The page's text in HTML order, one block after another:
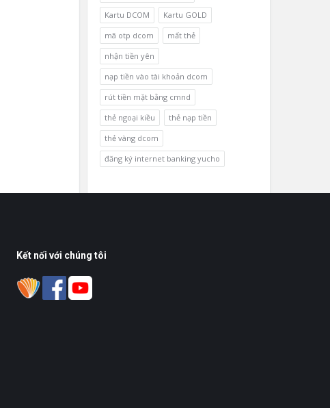
Kartu DCOM
Kartu GOLD
mã otp dcom
mất thẻ
nhận tiền yên
nạp tiền vào tài khoản dcom
rút tiền mặt bằng cmnd
thẻ ngoại kiều
thẻ nạp tiền
thẻ vàng dcom
đăng ký internet banking yucho
Kết nối với chúng tôi